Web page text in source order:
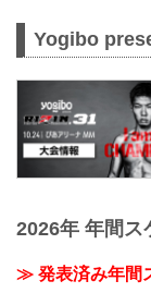
Yogibo
2026年 年間ス
≫ 発表済み年間